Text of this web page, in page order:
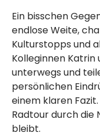
Ein bisschen
endlose Weite,
Kulturstopps und
Kolleginnen Katrin
unterwegs und
persönlichen
einem klaren
Radtour durch die
bleibt.